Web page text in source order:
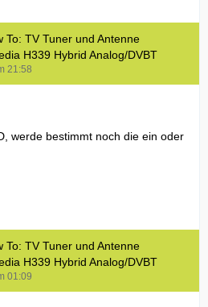
To: TV Tuner und Antenne
H339 Hybrid Analog/DVBT
21:58
werde bestimmt noch die ein oder
To: TV Tuner und Antenne
H339 Hybrid Analog/DVBT
01:09